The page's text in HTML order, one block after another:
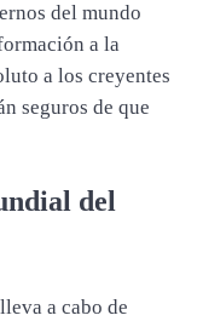
del mundo
a la
a los creyentes
seguros de que
del
a cabo de